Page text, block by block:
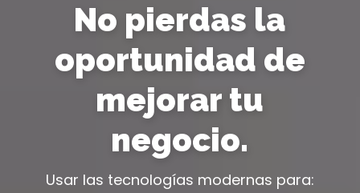
No pierdas la
oportunidad de
mejorar tu
negocio.
Usar las tecnologías modernas para: